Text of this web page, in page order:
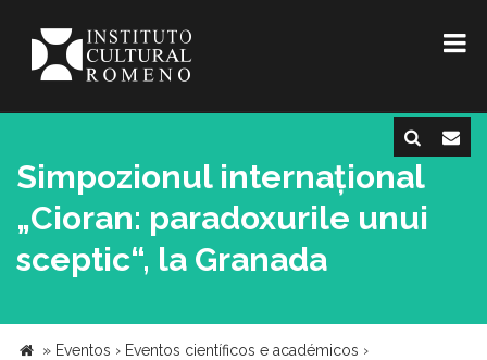
Simpozionul internațional
„Cioran: paradoxurile unui
sceptic“, la Granada
» Eventos › Eventos científicos e académicos ›